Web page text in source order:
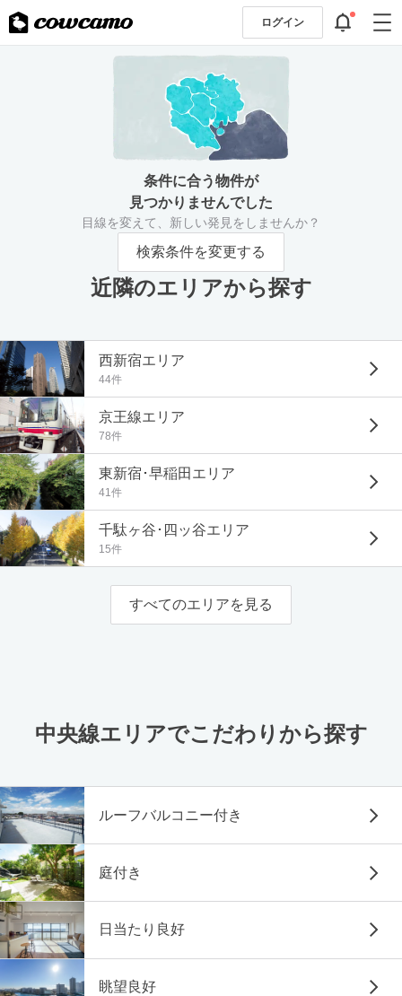
ログイン
条件に合う物件が
見つかりませんでした
目線を変えて、新しい発見をしませんか？
検索条件を変更する
近隣のエリアから探す
西新宿エリア
44件
京王線エリア
78件
東新宿･早稲田エリア
41件
千駄ヶ谷･四ッ谷エリア
15件
すべてのエリアを見る
中央線エリアでこだわりから探す
ルーフバルコニー付き
庭付き
日当たり良好
眺望良好